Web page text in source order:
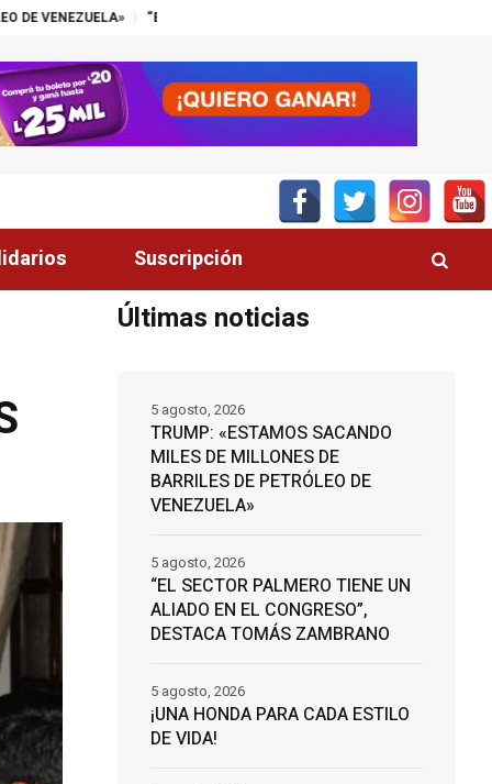
“EL SECTOR PALMERO TIENE UN ALIADO EN EL CONGRESO”, DESTACA
Suscripción
Últimas noticias
TRUMP: «ESTAMOS SACANDO
MILES DE MILLONES DE
BARRILES DE PETRÓLEO DE
VENEZUELA»
5 agosto, 2026
“EL SECTOR PALMERO TIENE UN
ALIADO EN EL CONGRESO”,
DESTACA TOMÁS ZAMBRANO
5 agosto, 2026
¡UNA HONDA PARA CADA ESTILO
DE VIDA!
5 agosto, 2026